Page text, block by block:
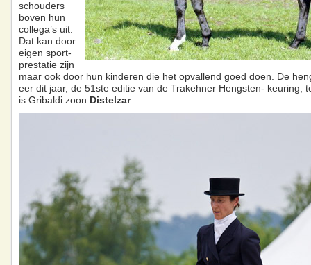
schouders
boven hun
collega’s uit.
Dat kan door
eigen sport-
prestatie zijn
maar ook door hun kinderen die het opvallend goed doen. De
eer dit jaar, de 51ste editie van de Trakehner Hengsten- keuring,
is Gribaldi zoon Distelzar.